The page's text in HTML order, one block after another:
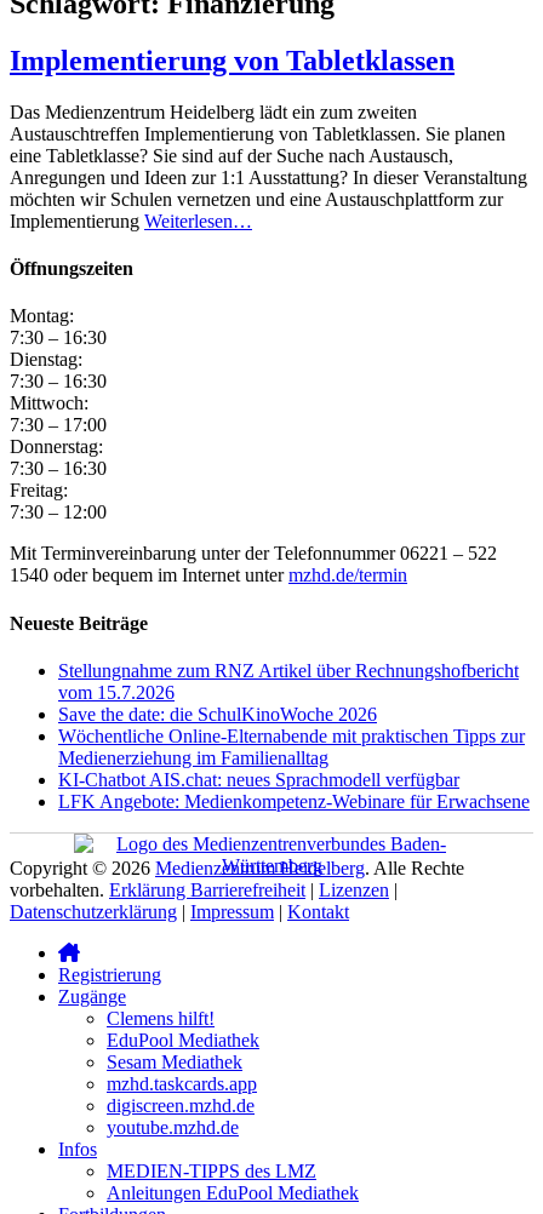
Implementierung von Tabletklassen
Das Medienzentrum Heidelberg lädt ein zum zweiten
Austauschtreffen Implementierung von Tabletklassen. Sie planen
eine Tabletklasse? Sie sind auf der Suche nach Austausch,
Anregungen und Ideen zur 1:1 Ausstattung? In dieser Veranstaltung
möchten wir Schulen vernetzen und eine Austauschplattform zur
Implementierung Weiterlesen…
Öffnungszeiten
Montag:
7:30 – 16:30
Dienstag:
7:30 – 16:30
Mittwoch:
7:30 – 17:00
Donnerstag:
7:30 – 16:30
Freitag:
7:30 – 12:00
Mit Terminvereinbarung unter der Telefonnummer 06221 – 522
1540 oder bequem im Internet untermzhd.de/termin
Neueste Beiträge
Stellungnahme zum RNZ Artikel über Rechnungshofbericht
vom 15.7.2026
Save the date: die SchulKinoWoche 2026
Wöchentliche Online-Elternabende mit praktischen Tipps zur
Medienerziehung im Familienalltag
KI-Chatbot AIS.chat: neues Sprachmodell verfügbar
LFK Angebote: Medienkompetenz-Webinare für Erwachsene
Facebook
YouTube
Instagram
Warenkorb
Cloud
Verknüpfung
Copyright © 2026 Medienzentrum Heidelberg. Alle Rechte
vorbehalten. Erklärung Barrierefreiheit | Lizenzen |
Datenschutzerklärung | Impressum | Kontakt
oben
scrollenRegistrierung
Zugänge
Clemens hilft!
EduPool Mediathek
Sesam Mediathek
mzhd.taskcards.app
digiscreen.mzhd.de
youtube.mzhd.de
Infos
MEDIEN-TIPPS des LMZ
Anleitungen EduPool Mediathek